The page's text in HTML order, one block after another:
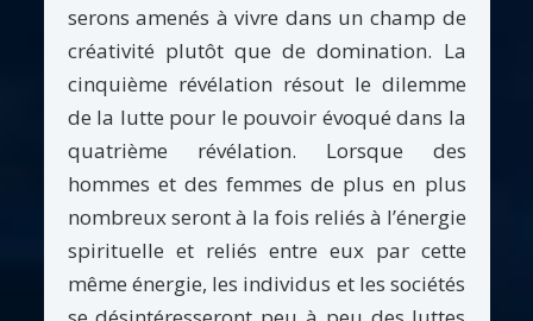
serons amenés à vivre dans un champ de
créativité plutôt que de domination. La
cinquième révélation résout le dilemme
de la lutte pour le pouvoir évoqué dans la
quatrième révélation. Lorsque des
hommes et des femmes de plus en plus
nombreux seront à la fois reliés à l’énergie
spirituelle et reliés entre eux par cette
même énergie, les individus et les sociétés